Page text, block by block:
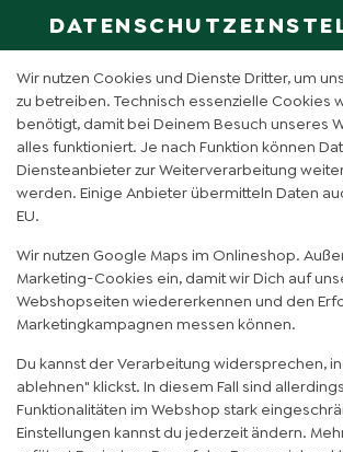
Wir nutzen Cookies und Dienste Dritter, um
zu betreiben. Technisch essenzielle Cookies
benötigt, damit bei Deinem Besuch unseres
alles funktioniert. Je nach Funktion können
Diensteanbieter zur Weiterverarbeitung
werden. Einige Anbieter übermitteln Daten
EU.
Wir nutzen Google Maps im Onlineshop.
Marketing-Cookies ein, damit wir Dich auf
Webshopseiten wiedererkennen und den
Marketingkampagnen messen können.
Du kannst der Verarbeitung widersprechen,
ablehnen" klickst. In diesem Fall sind
Funktionalitäten im Webshop stark
Einstellungen kannst du jederzeit ändern.
ICED CLASSIC
MATCHA